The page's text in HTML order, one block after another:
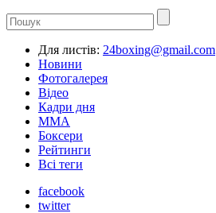
Для листів: 24boxing@gmail.com
Новини
Фотогалерея
Відео
Кадри дня
ММА
Боксери
Рейтинги
Всі теги
facebook
twitter